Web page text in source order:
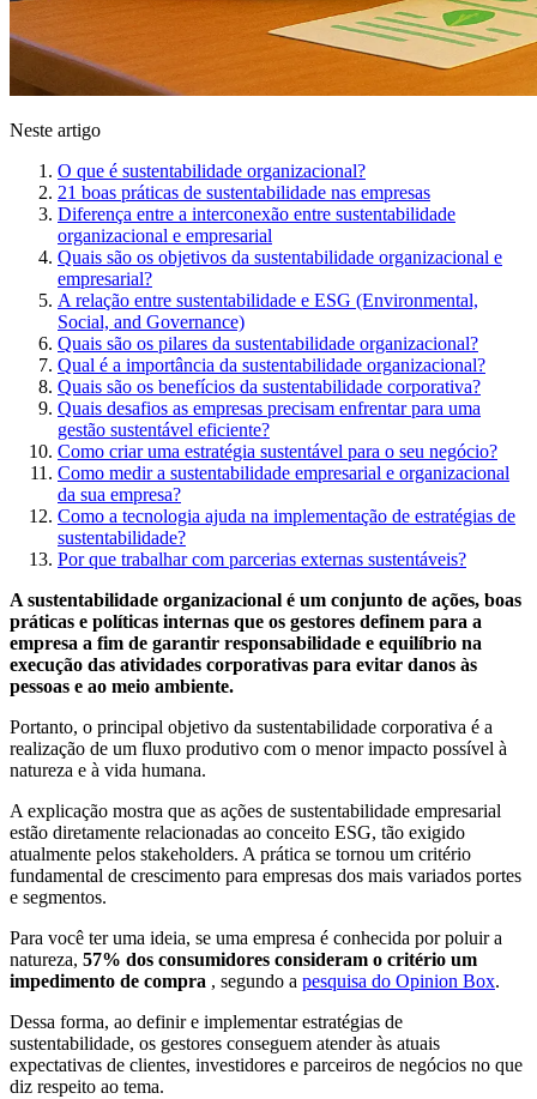
Neste artigo
O que é sustentabilidade organizacional?
21 boas práticas de sustentabilidade nas empresas
Diferença entre a interconexão entre sustentabilidade
organizacional e empresarial
Quais são os objetivos da sustentabilidade organizacional e
empresarial?
A relação entre sustentabilidade e ESG (Environmental,
Social, and Governance)
Quais são os pilares da sustentabilidade organizacional?
Qual é a importância da sustentabilidade organizacional?
Quais são os benefícios da sustentabilidade corporativa?
Quais desafios as empresas precisam enfrentar para uma
gestão sustentável eficiente?
Como criar uma estratégia sustentável para o seu negócio?
Como medir a sustentabilidade empresarial e organizacional
da sua empresa?
Como a tecnologia ajuda na implementação de estratégias de
sustentabilidade?
Por que trabalhar com parcerias externas sustentáveis?
A sustentabilidade organizacional é um conjunto de ações, boas
práticas e políticas internas que os gestores definem para a
empresa a fim de garantir responsabilidade e equilíbrio na
execução das atividades corporativas para evitar danos às
pessoas e ao meio ambiente.
Portanto, o principal objetivo da sustentabilidade corporativa é a
realização de um fluxo produtivo com o menor impacto possível à
natureza e à vida humana.
A explicação mostra que as ações de sustentabilidade empresarial
estão diretamente relacionadas ao conceito ESG, tão exigido
atualmente pelos stakeholders. A prática se tornou um critério
fundamental de crescimento para empresas dos mais variados portes
e segmentos.
Para você ter uma ideia, se uma empresa é conhecida por poluir a
natureza, 57% dos consumidores consideram o critério um
impedimento de compra , segundo a pesquisa do Opinion Box.
Dessa forma, ao definir e implementar estratégias de
sustentabilidade, os gestores conseguem atender às atuais
expectativas de clientes, investidores e parceiros de negócios no que
diz respeito ao tema.